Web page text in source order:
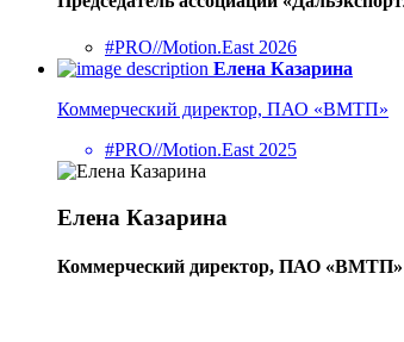
#PRO//Motion.East 2026
Елена Казарина
Коммерческий директор, ПАО «ВМТП»
#PRO//Motion.East 2025
Елена Казарина
Коммерческий директор, ПАО «ВМТП»